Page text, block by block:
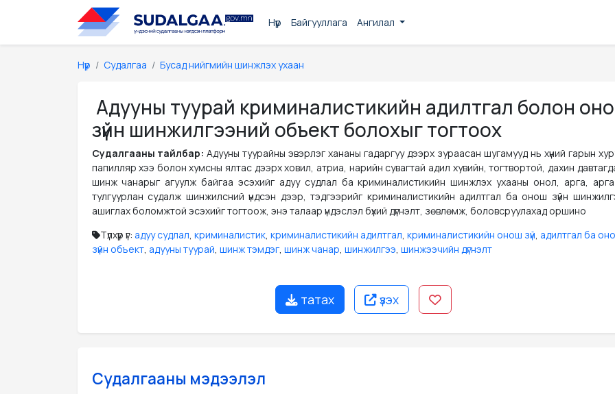
Нүүр Байгууллага Ангилал
Нүүр Судалгаа Бусад нийгмийн шинжлэх ухаан
Адууны туурай криминалистикийн адилтгал болон
зүйн шинжилгээний объект болохыг тогтоох
Судалгааны тайлбар:Адууны туурайны эвэрлэг хананы гадаргуу дээрх зураасан шугамууд нь хүний гарын
папилляр хээ болон хумсны ялтас дээрх ховил, атриа, нарийн сувагтай адил хувийн, тогтвортой, дахин
шинж чанарыг агуулж байгаа эсэхийг адуу судлал ба криминалистикийн шинжлэх ухааны онол, арга, арга
тулгуурлан судалж шинжилсний үндсэн дээр, тэдгээрийг криминалистикийн адилтгал ба онош зүйн
ашиглах боломжтой эсэхийг тогтоож, энэ талаар үндэслэл бүхий дүгнэлт, зөвлөмж, боловсруулахад оршино
Түлхүүр үг: адуу судлал, криминалистик, криминалистикийн адилтгал, криминалистикийн онош зүй, адилтгал ба
зүйн объект, адууны туурай, шинж тэмдэг, шинж чанар, шинжилгээ, шинжээчийн дүгнэлт
татах үзэх
Судалгааны мэдээлэл